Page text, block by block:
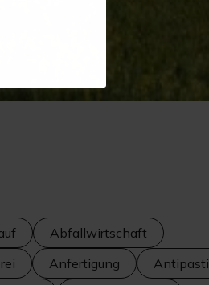
Abfallwirtschaft
Anfertigung
Antipasti